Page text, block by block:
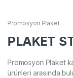
Promosyon Plaket
PLAKET
Promosyon Plaket
ürünleri arasında